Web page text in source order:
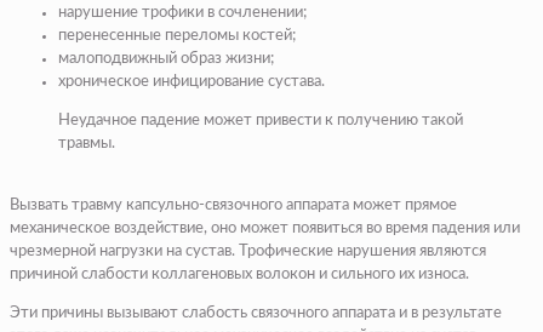
нарушение трофики в сочленении;
перенесенные переломы костей;
малоподвижный образ жизни;
хроническое инфицирование сустава.
Неудачное падение может привести к получению такой
травмы.
Вызвать травму капсульно-связочного аппарата может прямое
механическое воздействие, оно может появиться во время падения или
чрезмерной нагрузки на сустав. Трофические нарушения являются
причиной слабости коллагеновых волокон и сильного их износа.
Эти причины вызывают слабость связочного аппарата и в результате